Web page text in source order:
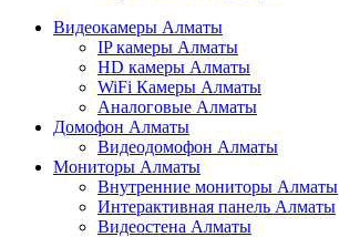
Видеокамеры Алматы
IP камеры Алматы
HD камеры Алматы
WiFi Камеры Алматы
Аналоговые Алматы
Домофон Алматы
Видеодомофон Алматы
Мониторы Алматы
Внутренние мониторы Алматы
Интерактивная панель Алматы
Видеостена Алматы